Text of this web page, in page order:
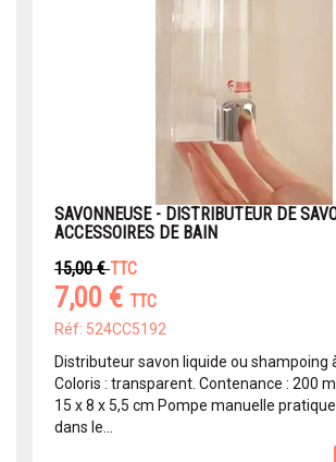
SAVONNEUSE - DISTRIBUTEUR DE
ACCESSOIRES DE BAIN
15,00 €TTC
7,00 € TTC
Réf: 524CC5192
Distributeur savon liquide ou shampoing
Coloris : transparent. Contenance : 200
15 x 8 x 5,5 cm Pompe manuelle
dans le...